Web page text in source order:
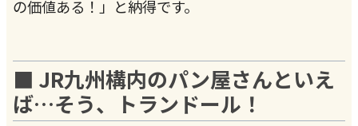
の価値ある！」と納得です。
■ JR九州構内のパン屋さんといえ
ば…そう、トランドール！